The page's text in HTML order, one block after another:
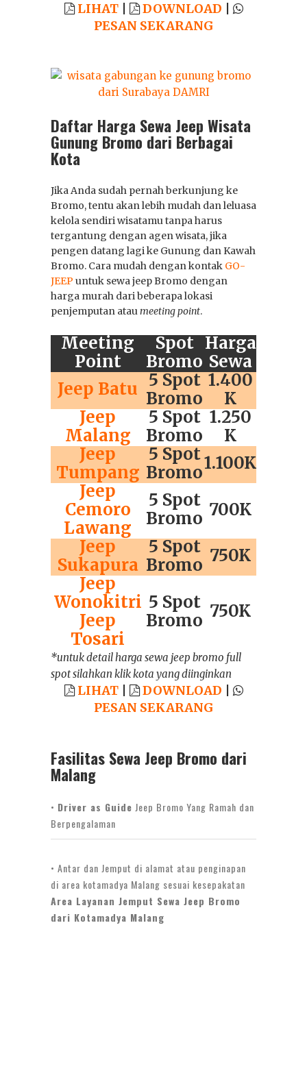
LIHAT| DOWNLOAD
PESAN SEKARANG
Daftar Harga Sewa Jeep Wisata
Gunung Bromo dari Berbagai
Kota
Jika Anda sudah pernah berkunjung ke
Bromo, tentu akan lebih mudah dan leluasa
kelola sendiri wisatamu tanpa harus
tergantung dengan agen wisata, jika
pengen datang lagi ke Gunung dan Kawah
Bromo. Cara mudah dengan kontak GO-
JEEP untuk sewa jeep Bromo dengan
harga murah dari beberapa lokasi
penjemputan ataumeeting point.
Meeting
Point
Spot
Bromo
Harga
Sewa
Jeep Batu 5 Spot
Bromo
1.400
K
Jeep
Malang
5 Spot
Bromo
1.250
K
Jeep
Tumpang
5 Spot
Bromo1.100K
Jeep
Cemoro
Lawang
5 Spot
Bromo 700K
Jeep
Sukapura
5 Spot
Bromo 750K
Jeep
Wonokitri
Jeep
Tosari
5 Spot
Bromo 750K
*untuk detail harga sewa jeep bromo full
spot silahkan klik kota yang diinginkan
LIHAT| DOWNLOAD
PESAN SEKARANG
Fasilitas Sewa Jeep Bromo dari
Malang
• Driver as Guide Jeep Bromo Yang Ramah dan
Berpengalaman
• Antar dan Jemput di alamat atau penginapan
di area kotamadya Malang sesuai kesepakatan
Area Layanan Jemput Sewa Jeep Bromo
dari Kotamadya Malang